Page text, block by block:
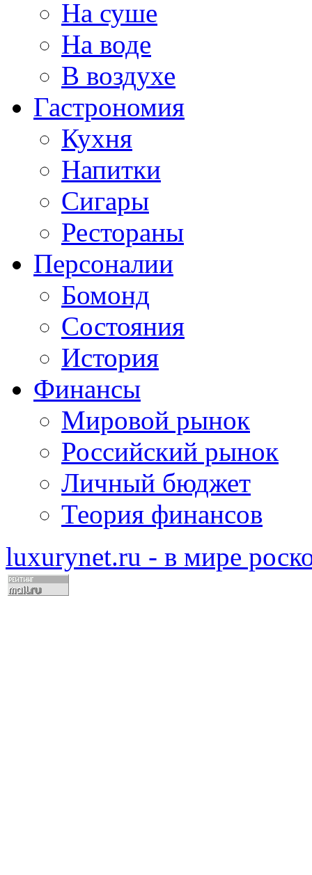
На суше
На воде
В воздухе
Гастрономия
Кухня
Напитки
Сигары
Рестораны
Персоналии
Бомонд
Состояния
История
Финансы
Мировой рынок
Российский рынок
Личный бюджет
Теория финансов
luxurynet.ru - в мире